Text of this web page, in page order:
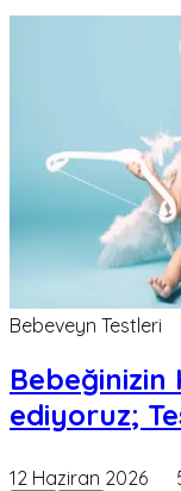
Bebeveyn Testleri
ediyoruz;
12 Haziran 2026